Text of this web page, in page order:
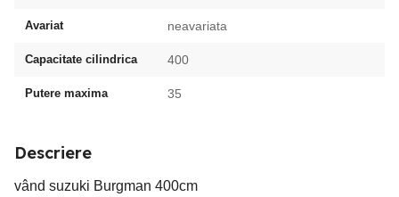
Avariat neavariata
Capacitate cilindrica 400
Putere maxima 35
Descriere
vând suzuki Burgman 400cm